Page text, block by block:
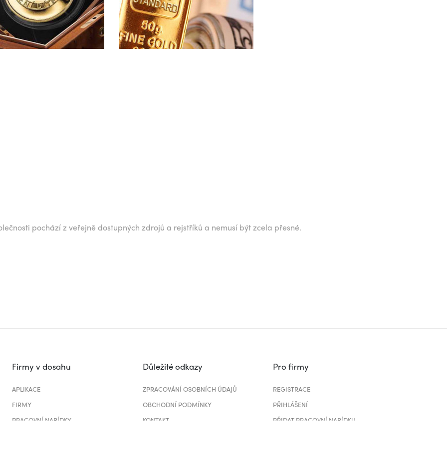
pochází z veřejně dostupných zdrojů a rejstříků a nemusí být zcela přesné.
Firmy v dosahu
APLIKACE
FIRMY
PRACOVNÍ NABÍDKY
Důležité odkazy
ZPRACOVÁNÍ OSOBNÍCH ÚDAJŮ
OBCHODNÍ PODMÍNKY
KONTAKT
Pro firmy
REGISTRACE
PŘIHLÁŠENÍ
PŘIDAT PRACOVNÍ NABÍDKU